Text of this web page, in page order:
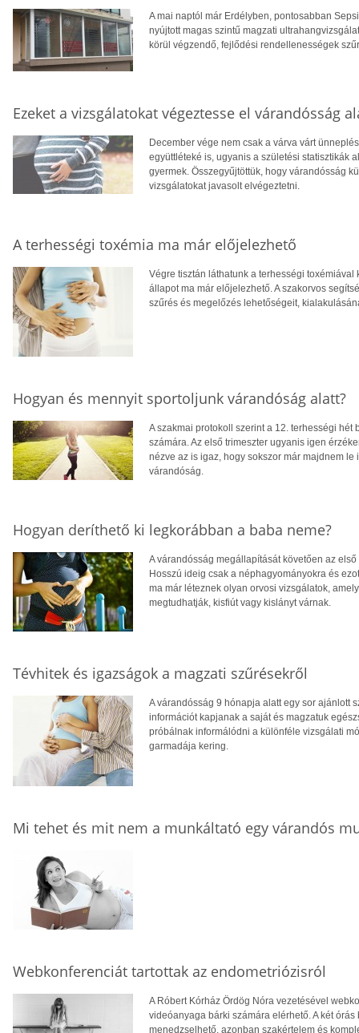
A mai naptól már Erdélyben, pontosabban
nyújtott magas szintű magzati
körül végzendő, fejlődési rendellenességek
Ezeket a vizsgálatokat végeztesse el várandósság
December vége nem csak a várva várt
együttléteké is, ugyanis a születési statisztikák
gyermek. Összegyűjtöttük, hogy várandósság
vizsgálatokat javasolt elvégeztetni.
A terhességi toxémia ma már előjelezhető
Végre tisztán láthatunk a terhességi
állapot ma már előjelezhető. A szakorvos
szűrés és megelőzés lehetőségeit,
Hogyan és mennyit sportoljunk várandóság alatt?
A szakmai protokoll szerint a 12. terhességi
számára. Az első trimeszter ugyanis igen
nézve az is igaz, hogy sokszor már majdnem
várandóság.
Hogyan deríthető ki legkorábban a baba neme?
A várandósság megállapítását követően az
Hosszú ideig csak a néphagyományokra és
ma már léteznek olyan orvosi vizsgálatok,
megtudhatják, kisfiút vagy kislányt várnak.
Tévhitek és igazságok a magzati szűrésekről
A várandósság 9 hónapja alatt egy sor ajánlott
információt kapjanak a saját és magzatuk
próbálnak informálódni a különféle vizsgálati
garmadája kering.
Mi tehet és mit nem a munkáltató egy várandós
Webkonferenciát tartottak az endometriózisról
A Róbert Kórház Ördög Nóra vezetésével
videóanyaga bárki számára elérhető. A két
menedzselhető, azonban szakértelem és